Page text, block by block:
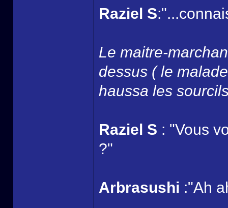
Raziel S
Le maitre-
dessus ( le
haussa les
Raziel S : "Vous
?"
Arbrasushi :"Ah